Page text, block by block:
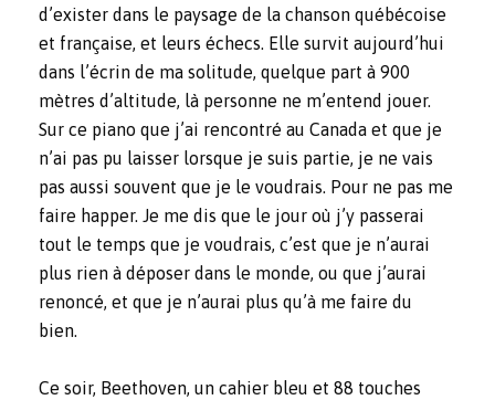
d’exister dans le paysage de la chanson québécoise
et française, et leurs échecs. Elle survit aujourd’hui
dans l’écrin de ma solitude, quelque part à 900
mètres d’altitude, là personne ne m’entend jouer.
Sur ce piano que j’ai rencontré au Canada et que je
n’ai pas pu laisser lorsque je suis partie, je ne vais
pas aussi souvent que je le voudrais. Pour ne pas me
faire happer. Je me dis que le jour où j’y passerai
tout le temps que je voudrais, c’est que je n’aurai
plus rien à déposer dans le monde, ou que j’aurai
renoncé, et que je n’aurai plus qu’à me faire du
bien.
Ce soir, Beethoven, un cahier bleu et 88 touches